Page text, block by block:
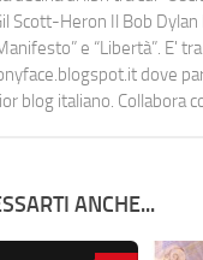
Scott-Heron Il Bob
e “Libertà”. E'
dove
blog italiano. Collabora
ANCHE...